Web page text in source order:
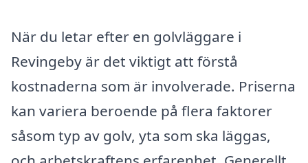
När du letar efter en golvläggare i
Revingeby är det viktigt att förstå
kostnaderna som är involverade. Priserna
kan variera beroende på flera faktorer
såsom typ av golv, yta som ska läggas,